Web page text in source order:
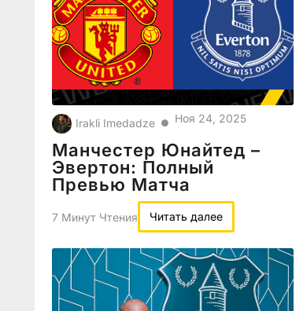
Irakli Imedadze ● Ноя 24, 2025
Манчестер Юнайтед –
Эвертон: Полный
Превью Матча
7 Минут Чтения Читать далее